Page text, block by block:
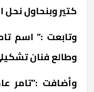
كتير وبنحاول
وتابعت :” اسم
وطالع فنان
وأضافت :”تامر